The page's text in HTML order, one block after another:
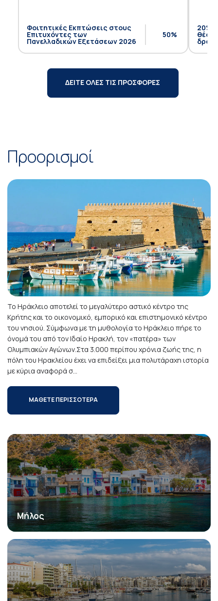
Φοιτητικές Εκπτώσεις στους
Επιτυχόντες των
Πανελλαδικών Εξετάσεων 2026
50%
20%
θέση
ΔΕΙΤΕ ΟΛΕΣ ΤΙΣ ΠΡΟΣΦΟΡΕΣ
Προορισμοί
Το Ηράκλειο αποτελεί το μεγαλύτερο αστικό κέντρο της
Κρήτης και το οικονομικό, εμπορικό και επιστημονικό κέντρο
του νησιού. Σύμφωνα με τη μυθολογία το Ηράκλειο πήρε το
όνομά του από τον Ιδαίο Ηρακλή, τον «πατέρα» των
Ολυμπιακών Αγώνων.Στα 3.000 περίπου χρόνια ζωής της, η
πόλη του Ηρακλείου έχει να επιδείξει μια πολυτάραχη ιστορία
με κύρια αναφορά σ...
ΜΑΘΕΤΕ ΠΕΡΙΣΣΟΤΕΡΑ
Μήλος